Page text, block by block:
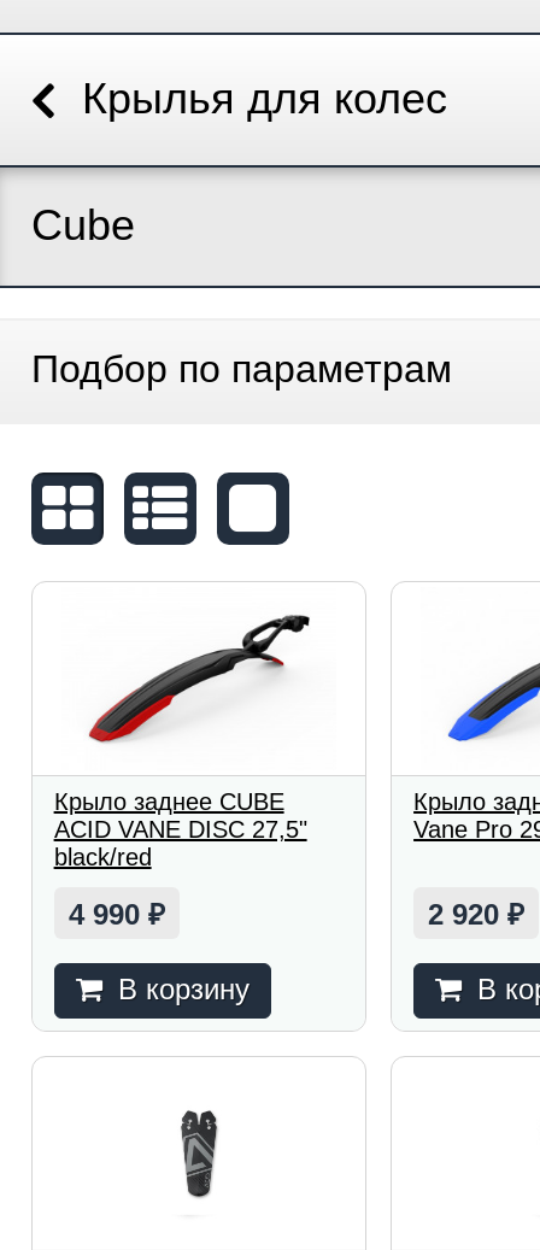
Крылья для колес
Cube
Подбор по параметрам
Крыло заднее CUBE
ACID VANE DISC 27,5"
black/red
4 990 ₽
В корзину
Крыло
Vane Pro
2 920₽
В